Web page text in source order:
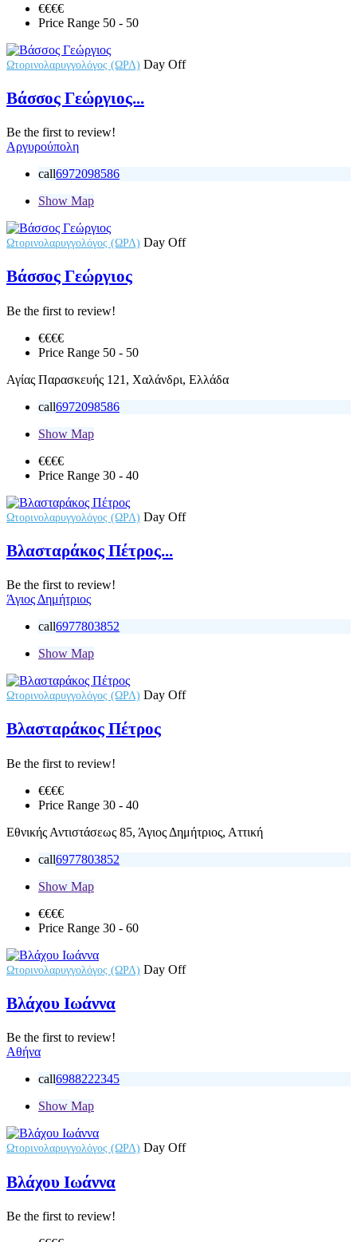
€€€€
Price Range 50 - 50
Ωτορινολαρυγγολόγος (ΩΡΛ) Day Off
Βάσσος Γεώργιος...
Be the first to review!
Αργυρούπολη
call6972098586
Show Map
Ωτορινολαρυγγολόγος (ΩΡΛ) Day Off
Βάσσος Γεώργιος
Be the first to review!
€€€€
Price Range 50 - 50
Αγίας Παρασκευής 121, Χαλάνδρι, Ελλάδα
call6972098586
Show Map
€€€€
Price Range 30 - 40
Ωτορινολαρυγγολόγος (ΩΡΛ) Day Off
Βλασταράκος Πέτρος...
Be the first to review!
Άγιος Δημήτριος
call6977803852
Show Map
Ωτορινολαρυγγολόγος (ΩΡΛ) Day Off
Βλασταράκος Πέτρος
Be the first to review!
€€€€
Price Range 30 - 40
Εθνικής Αντιστάσεως 85, Άγιος Δημήτριος, Αττική
call6977803852
Show Map
€€€€
Price Range 30 - 60
Ωτορινολαρυγγολόγος (ΩΡΛ) Day Off
Βλάχου Ιωάννα
Be the first to review!
Αθήνα
call6988222345
Show Map
Ωτορινολαρυγγολόγος (ΩΡΛ) Day Off
Βλάχου Ιωάννα
Be the first to review!